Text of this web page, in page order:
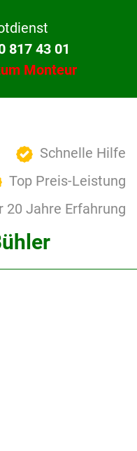
817 43 01
Monteur
Schnelle Hilfe
Top Preis-Leistung
20 Jahre Erfahrung